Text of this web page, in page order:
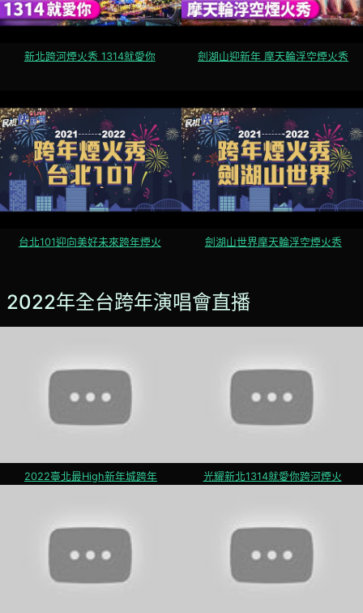
新北跨河煙火秀 1314就愛你
台北101迎向美好未來跨年煙火
劍湖山迎新年 摩天輪浮空煙火秀
劍湖山世界摩天輪浮空煙火秀
2022年全台跨年演唱會直播
2022臺北最High新年城跨年 光耀新北1314就愛你跨河煙火